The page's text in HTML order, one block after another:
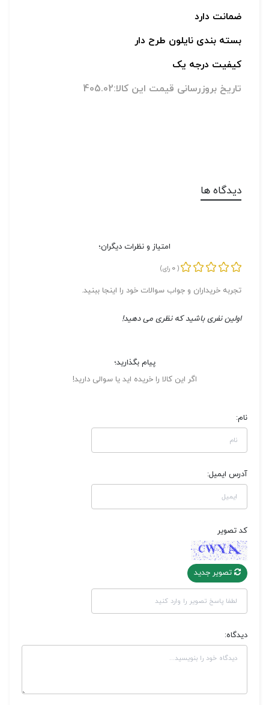
ضمانت دارد
بسته بندی نایلون طرح دار
کیفیت درجه یک
تاریخ بروزرسانی قیمت این کالا:405.02
دیدگاه ها
امتیاز و نظرات دیگران؛
(
0 رای)
تجربه خریداران و جواب سوالات خود را اینجا ببنید.
اولین نفری باشید که نظری می دهید!
پیام بگذارید؛
اگر این کالا را خریده اید یا سوالی دارید!
نام:
آدرس ایمیل:
کد تصویر
تصویر جدید
دیدگاه: